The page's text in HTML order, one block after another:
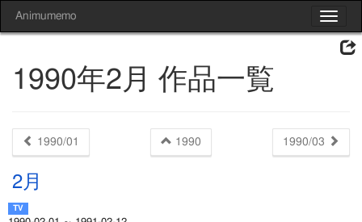
Toggle
Animumemo
1990年2月 作品一覧
1990/01 1990 1990/03
2月